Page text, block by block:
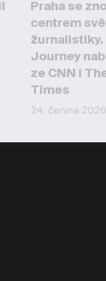
Praha se
centrem
žurnalistiky.
Journey
ze CNN i
Times
24. června 2026